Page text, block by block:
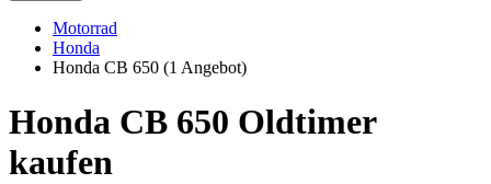
Motorrad
Honda
Honda CB 650 (1 Angebot)
Honda CB 650 Oldtimer
kaufen